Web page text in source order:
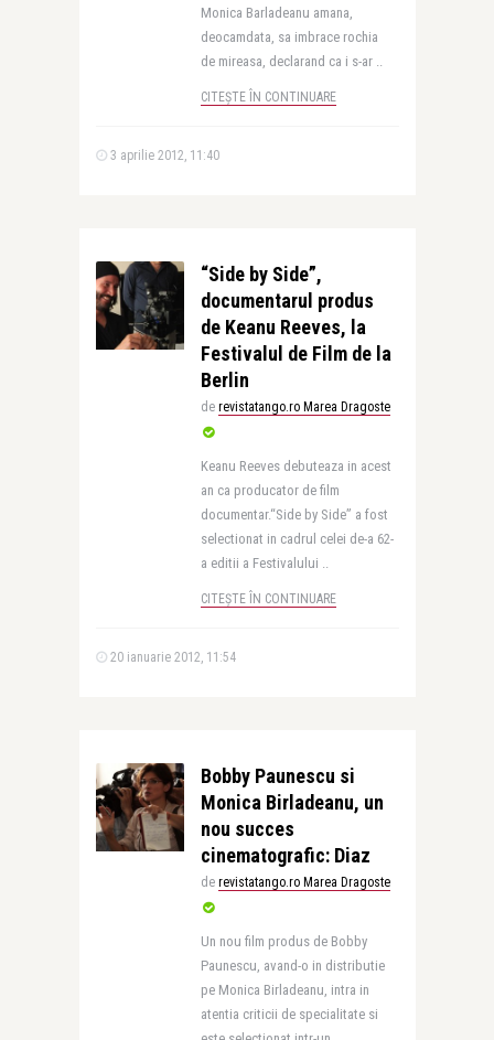
Monica Barladeanu amana,
deocamdata, sa imbrace rochia
de mireasa, declarand ca i s-ar ..
CITEȘTE ÎN CONTINUARE
3 aprilie 2012, 11:40
“Side by Side”,
documentarul produs
de Keanu Reeves, la
Festivalul de Film de la
Berlin
de revistatango.ro Marea Dragoste
Keanu Reeves debuteaza in acest
an ca producator de film
documentar.“Side by Side” a fost
selectionat in cadrul celei de-a 62-
a editii a Festivalului ..
CITEȘTE ÎN CONTINUARE
20 ianuarie 2012, 11:54
Bobby Paunescu si
Monica Birladeanu, un
nou succes
cinematografic: Diaz
de revistatango.ro Marea Dragoste
Un nou film produs de Bobby
Paunescu, avand-o in distributie
pe Monica Birladeanu, intra in
atentia criticii de specialitate si